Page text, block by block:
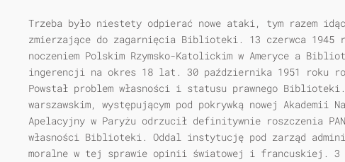
Trzeba było niestety odpierać nowe ataki, tym razem
zmierzające do zagarnięcia Biblioteki. 13 czerwca 1945
noczeniem Polskim Rzymsko-Katolickim w Ameryce a
ingerencji na okres 18 lat. 30 października 1951 roku
Powstał problem własności i statusu prawnego
warszaw­skim, występującym pod pokrywką nowej Akademii
Apelacyjny w Paryżu odrzucił definitywnie roszczenia
własności Biblioteki. Oddal instytucję pod zarząd
moralne w tej sprawie opinii światowej i francuskiej. 3